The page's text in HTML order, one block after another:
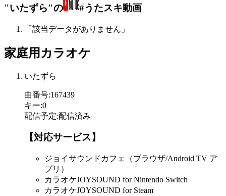
"いたずら"の #うたスキ動画
「該当データがありません」
家庭用カラオケ
いたずら
曲番号:167439
キー:0
配信予定:配信済み
【対応サービス】
ジョイサウンドカフェ（ブラウザ/Android TV ア
プリ）
カラオケJOYSOUND for Nintendo Switch
カラオケJOYSOUND for Steam